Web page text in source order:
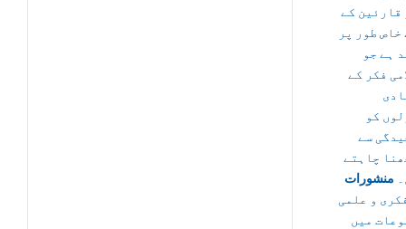
قارئین کے
خاص طور پر
ہے جو
فکر کے
کو
سے
چاہتے
منشورات
و علمی
میں